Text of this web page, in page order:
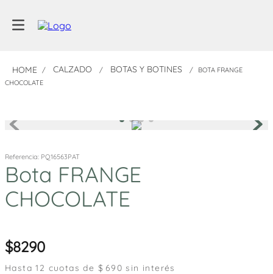
CALZADO BOTAS Y BOTINES
BOTA FRANGE
CHOCOLATE
Referencia: PQ16563PAT
Bota FRANGE
CHOCOLATE
8290
Hasta12 cuotas de $ 690 sin interés